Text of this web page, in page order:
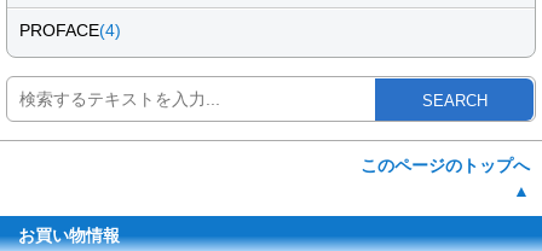
PROFACE(4)
SEARCH
このページのトップへ
▲
お買い物情報